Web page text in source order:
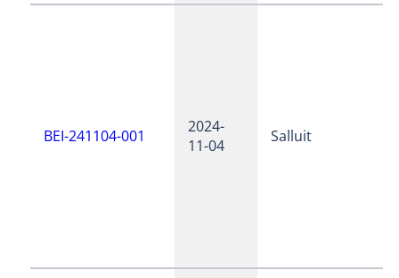
BEI-241104-001
2024-
11-04
Salluit